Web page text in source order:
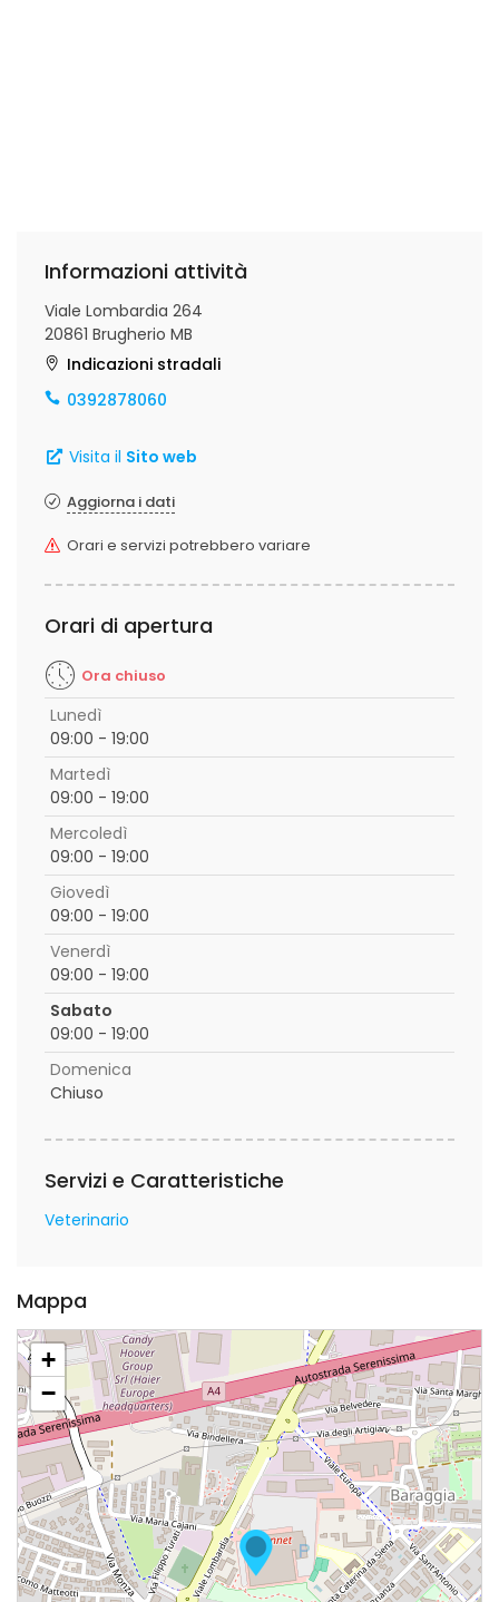
Informazioni attività
Viale Lombardia 264
20861 Brugherio MB
Indicazioni stradali
0392878060
Visita il Sito web
Aggiorna i dati
Orari e servizi potrebbero variare
Orari di apertura
Ora chiuso
Lunedì
09:00 - 19:00
Martedì
09:00 - 19:00
Mercoledì
09:00 - 19:00
Giovedì
09:00 - 19:00
Venerdì
09:00 - 19:00
Sabato
09:00 - 19:00
Domenica
Chiuso
Servizi e Caratteristiche
Veterinario
Mappa
+
−